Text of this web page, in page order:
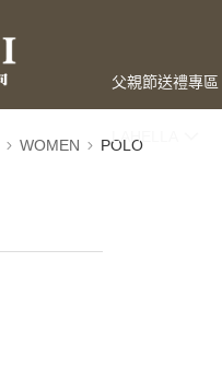
父親節送禮專區
LAHELLA
WOMEN POLO